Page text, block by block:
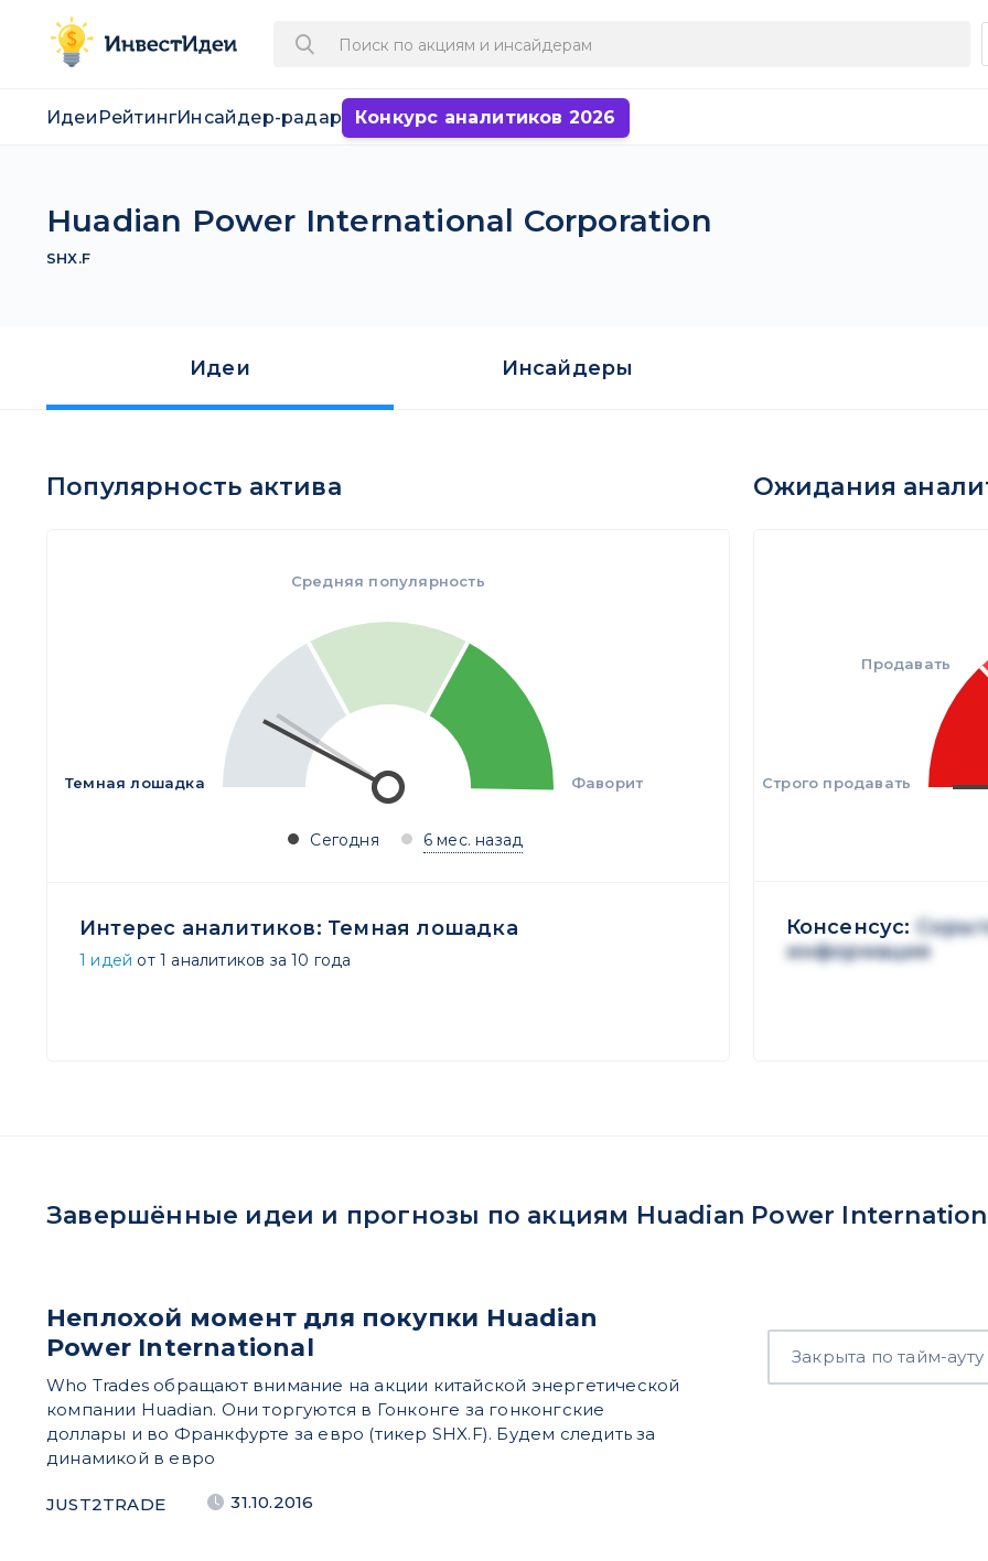
Идеи РейтингИнсайдер-радар Конкурс аналитиков 2026
Huadian Power International Corporation
SHX.F
Идеи Инсайдеры
Популярность актива
Темная лошадка Фаворит
Средняя популярность
Сегодня 6 мес. назад
Интерес аналитиков: Темная лошадка
1 идей от 1 аналитиков за 10 года
Ожидания
Строго продавать
Продавать
Консенсус:
информация
Завершённые идеи и прогнозы по акциям Huadian Power
Неплохой момент для покупки Huadian
Power International
Who Trades обращают внимание на акции китайской энергетической
компании Huadian. Они торгуются в Гонконге за гонконгские
доллары и во Франкфурте за евро (тикер SHX.F). Будем следить за
динамикой в евро
Закрыта по тайм-ауту
JUST2TRADE 31.10.2016